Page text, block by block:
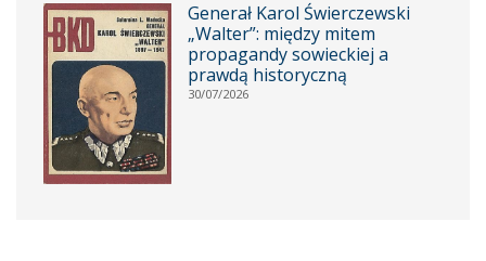
Generał Karol Świerczewski
„Walter”: między mitem
propagandy sowieckiej a
prawdą historyczną
30/07/2026